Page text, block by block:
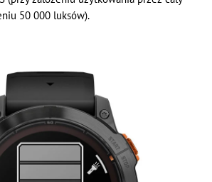
50 000 luksów).